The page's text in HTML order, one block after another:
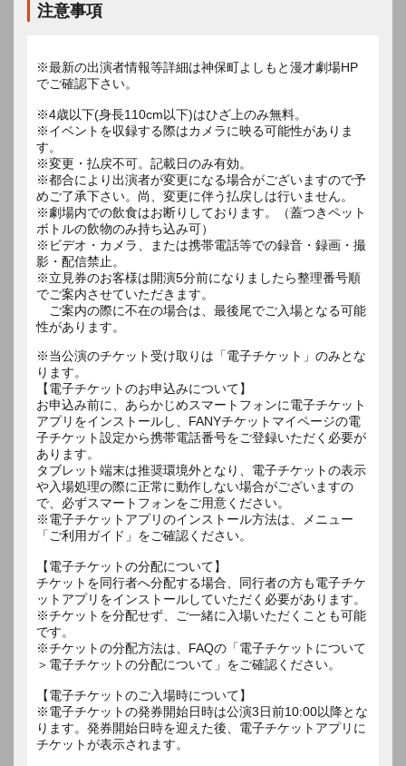
注意事項
※最新の出演者情報等詳細は神保町よしもと漫才劇場HP
でご確認下さい。
※4歳以下(身長110cm以下)はひざ上のみ無料。
※イベントを収録する際はカメラに映る可能性がありま
す。
※変更・払戻不可。記載日のみ有効。
※都合により出演者が変更になる場合がございますので予
めご了承下さい。尚、変更に伴う払戻しは行いません。
※劇場内での飲食はお断りしております。（蓋つきペット
ボトルの飲物のみ持ち込み可）
※ビデオ・カメラ、または携帯電話等での録音・録画・撮
影・配信禁止。
※立見券のお客様は開演5分前になりましたら整理番号順
でご案内させていただきます。
ご案内の際に不在の場合は、最後尾でご入場となる可能
性があります。
※当公演のチケット受け取りは「電子チケット」のみとな
ります。
【電子チケットのお申込みについて】
お申込み前に、あらかじめスマートフォンに電子チケット
アプリをインストールし、FANYチケットマイページの電
子チケット設定から携帯電話番号をご登録いただく必要が
あります。
タブレット端末は推奨環境外となり、電子チケットの表示
や入場処理の際に正常に動作しない場合がございますの
で、必ずスマートフォンをご用意ください。
※電子チケットアプリのインストール方法は、メニュー
「ご利用ガイド」をご確認ください。
【電子チケットの分配について】
チケットを同行者へ分配する場合、同行者の方も電子チケ
ットアプリをインストールしていただく必要があります。
※チケットを分配せず、ご一緒に入場いただくことも可能
です。
※チケットの分配方法は、FAQの「電子チケットについて
＞電子チケットの分配について」をご確認ください。
【電子チケットのご入場時について】
※電子チケットの発券開始日時は公演3日前10:00以降とな
ります。発券開始日時を迎えた後、電子チケットアプリに
チケットが表示されます。